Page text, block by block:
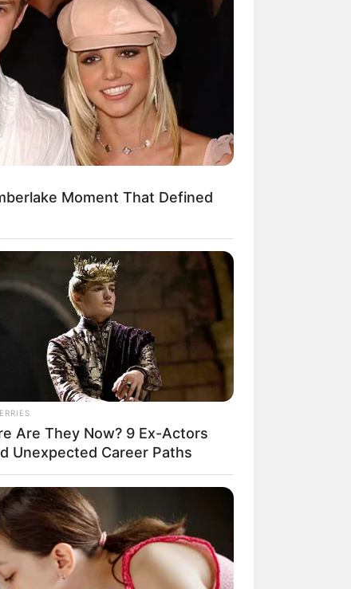
9 Chat Ojek Online &
Ini Bikin Auto
Moment That Defined
Are They Now? 9 Ex-Actors
Unexpected Career Paths